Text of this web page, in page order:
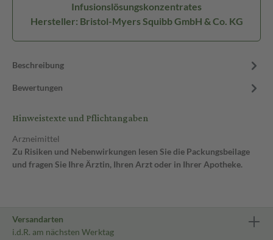
Infusionslösungskonzentrates
Hersteller: Bristol-Myers Squibb GmbH & Co. KG
Beschreibung
Bewertungen
Hinweistexte und Pflichtangaben
Arzneimittel
Zu Risiken und Nebenwirkungen lesen Sie die Packungsbeilage
und fragen Sie Ihre Ärztin, Ihren Arzt oder in Ihrer Apotheke.
Versandarten
i.d.R. am nächsten Werktag